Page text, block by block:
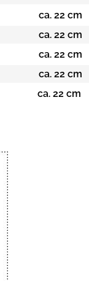
ca. 22 cm
ca. 22 cm
ca. 22 cm
ca. 22 cm
ca. 22 cm